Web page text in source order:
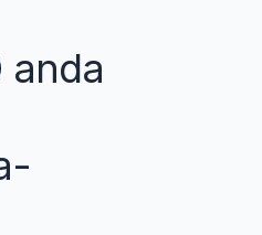
anda